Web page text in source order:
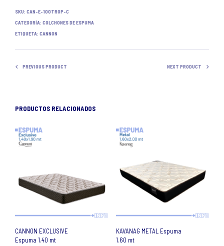
SKU: CAN-E-100TROP-C
CATEGORÍA: COLCHONES DE ESPUMA
ETIQUETA: CANNON
PREVIOUS PRODUCT NEXT PRODUCT
PRODUCTOS RELACIONADOS
CANNON EXCLUSIVE
Espuma 1.40 mt
KAVANAG METAL Espuma
1.60 mt